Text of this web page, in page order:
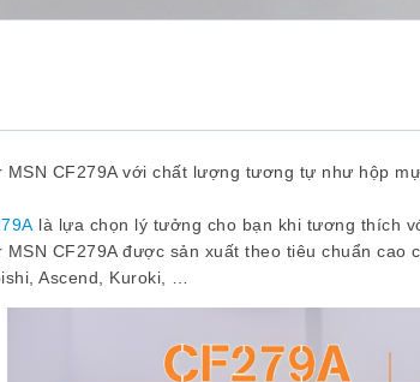
MSN CF279A với chất lượng tương tự như hộp
là lựa chọn lý tưởng cho bạn khi tương thích
MSN CF279A được sản xuất theo tiêu chuẩn
Ascend, Kuroki, …